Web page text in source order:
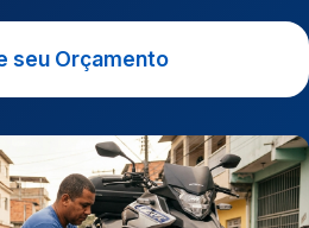
seu Orçamento